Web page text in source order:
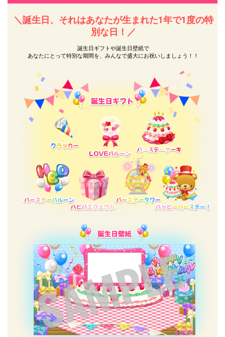
Close
＼誕生日、それはあなたが生まれた1年で1度の特
別な日！／
誕生日ギフトや誕生日壁紙で
あなたにとって特別な期間を、みんなで盛大にお祝いしましょう！！